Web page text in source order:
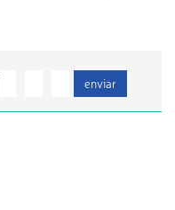
enviar